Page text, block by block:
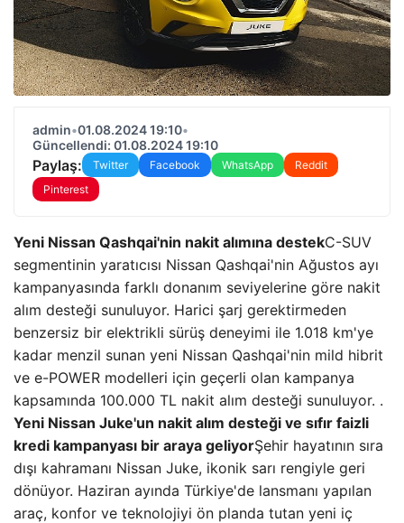
admin•01.08.2024 19:10•
Güncellendi: 01.08.2024 19:10
Paylaş: Twitter Facebook WhatsApp
Reddit
Pinterest
Yeni Nissan Qashqai'nin nakit alımına destekC-SUV
segmentinin yaratıcısı Nissan Qashqai'nin Ağustos ayı
kampanyasında farklı donanım seviyelerine göre nakit
alım desteği sunuluyor. Harici şarj gerektirmeden
benzersiz bir elektrikli sürüş deneyimi ile 1.018 km'ye
kadar menzil sunan yeni Nissan Qashqai'nin mild hibrit
ve e-POWER modelleri için geçerli olan kampanya
kapsamında 100.000 TL nakit alım desteği sunuluyor. .
Yeni Nissan Juke'un nakit alım desteği ve sıfır faizli
kredi kampanyası bir araya geliyorŞehir hayatının sıra
dışı kahramanı Nissan Juke, ikonik sarı rengiyle geri
dönüyor. Haziran ayında Türkiye'de lansmanı yapılan
araç, konfor ve teknolojiyi ön planda tutan yeni iç